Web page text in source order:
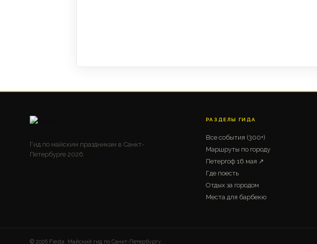
Гид по майским праздникам в Санкт-
Петербурге 2026
РАЗДЕЛЫ ГИДА
Все события (300+)
Маршруты по городу
Петергоф 16 мая ↗
Где поесть
Отдых за городом
Места для барбекю
© 2026 Fiesta. Майский гид по Санкт-Петербургу.